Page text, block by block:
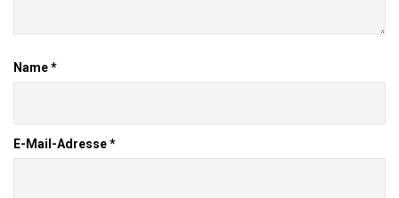
Name*
E-Mail-Adresse*